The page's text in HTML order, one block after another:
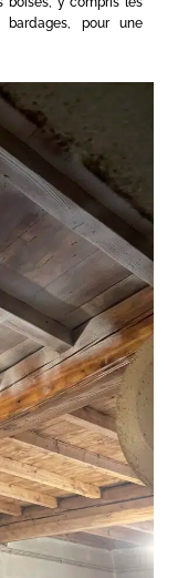
pour une